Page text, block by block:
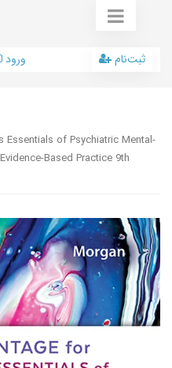
ورود ثبت‌نام
of Psychiatric Mental-
Based Practice 9th